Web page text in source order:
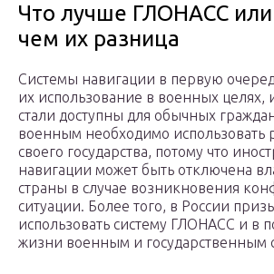
Что лучше ГЛОНАСС или
чем их разница
Системы навигации в первую
их использование в военных целях,
стали доступны для обычных
военным необходимо использовать
своего государства, потому что
навигации может быть отключена
страны в случае возникновения
ситуации. Более того, в России
использовать систему ГЛОНАСС и в
жизни военным и государственным